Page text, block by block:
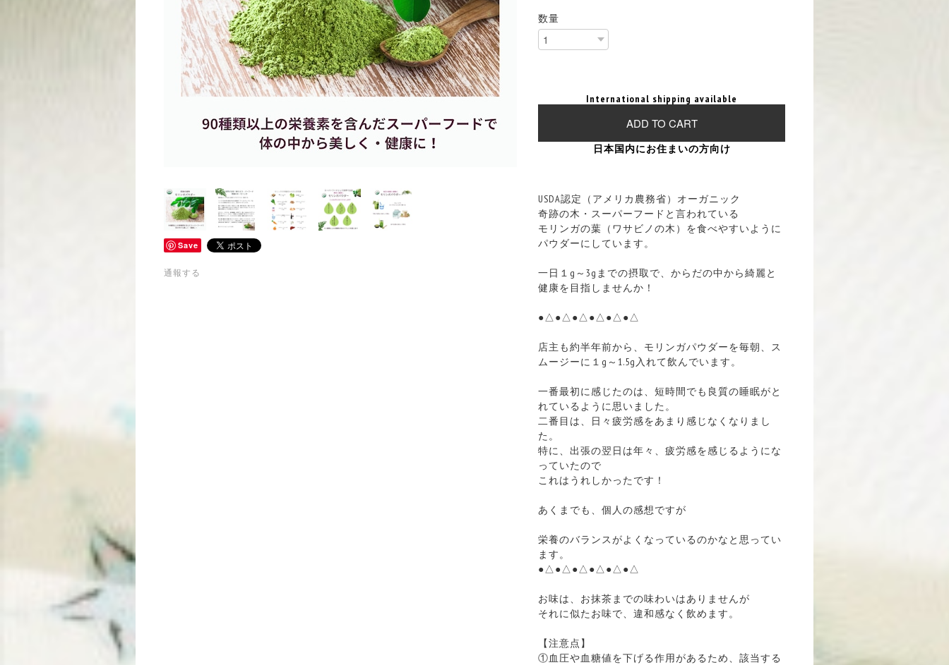
Save
通報する
数量
International shipping available
ADD TO CART
日本国内にお住まいの方向け
USDA認定（アメリカ農務省）オーガニック
奇跡の木・スーパーフードと言われている
モリンガの葉（ワサビノの木）を食べやすいように
パウダーにしています。
一日１g～3gまでの摂取で、からだの中から綺麗と
健康を目指しませんか！
●△●△●△●△●△●△
店主も約半年前から、モリンガパウダーを毎朝、ス
ムージーに１g～1.5g入れて飲んでいます。
一番最初に感じたのは、短時間でも良質の睡眠がと
れているように思いました。
二番目は、日々疲労感をあまり感じなくなりまし
た。
特に、出張の翌日は年々、疲労感を感じるようにな
っていたので
これはうれしかったです！
あくまでも、個人の感想ですが
栄養のバランスがよくなっているのかなと思ってい
ます。
●△●△●△●△●△●△
お味は、お抹茶までの味わいはありませんが
それに似たお味で、違和感なく飲めます。
【注意点】
①血圧や血糖値を下げる作用があるため、該当する